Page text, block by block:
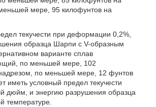
мере, 95 килофунтов на
текучести при деформации 0,2%,
образца Шарпи с V-образным
варианте сплав
по меньшей мере, 102
по меньшей мере, 12 фунтов
иметь условный предел текучести
дюйм, и энергию разрушения образца
температуре.